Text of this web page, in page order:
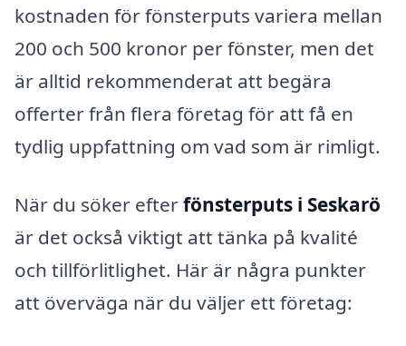
kostnaden för fönsterputs variera mellan
200 och 500 kronor per fönster, men det
är alltid rekommenderat att begära
offerter från flera företag för att få en
tydlig uppfattning om vad som är rimligt.
När du söker efterfönsterputs i Seskarö
är det också viktigt att tänka på kvalité
och tillförlitlighet. Här är några punkter
att överväga när du väljer ett företag: